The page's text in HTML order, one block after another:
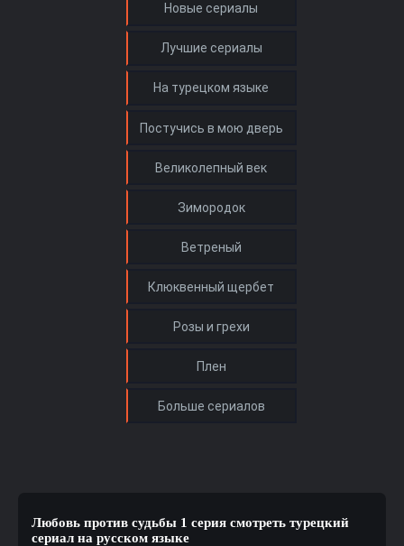
Новые сериалы
Лучшие сериалы
На турецком языке
Любовь против судьбы 1 серия смотреть турецкий
сериал на русском языке